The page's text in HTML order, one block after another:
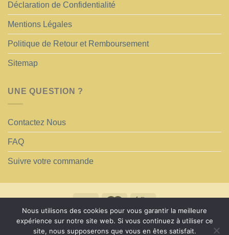
Déclaration de Confidentialité
Mentions Légales
Politique de Retour et Remboursement
Sitemap
UNE QUESTION ?
Contactez Nous
FAQ
Suivre votre commande
Copyright 2026 ©CIEL DE LIT SHOP
Nous utilisons des cookies pour vous garantir la meilleure
expérience sur notre site web. Si vous continuez à utiliser ce
site, nous supposerons que vous en êtes satisfait.